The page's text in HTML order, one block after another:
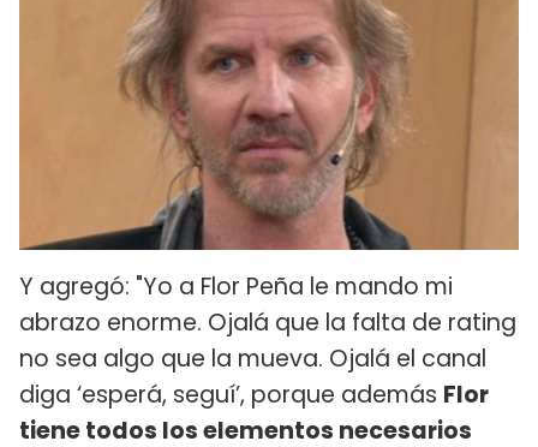
Y agregó: "Yo a Flor Peña le mando mi
abrazo enorme. Ojalá que la falta de rating
no sea algo que la mueva. Ojalá el canal
diga ‘esperá, seguí’, porque además Flor
tiene todos los elementos necesarios